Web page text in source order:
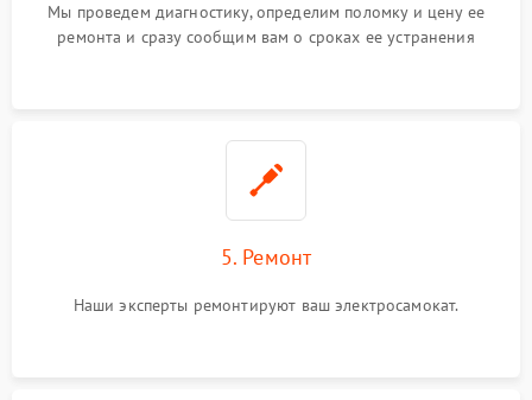
Мы проведем диагностику, определим поломку и цену ее
ремонта и сразу сообщим вам о сроках ее устранения
5. Ремонт
Наши эксперты ремонтируют ваш электросамокат.